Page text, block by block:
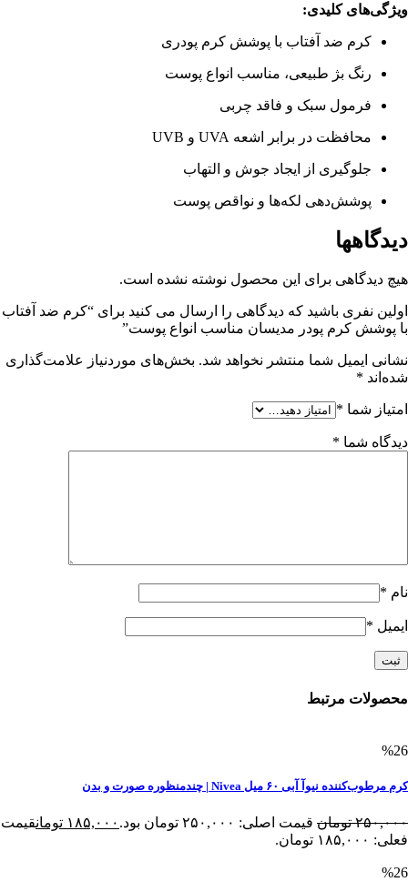
ویژگی‌های کلیدی:
کرم ضد آفتاب با پوشش کرم پودری
رنگ بژ طبیعی، مناسب انواع پوست
فرمول سبک و فاقد چربی
محافظت در برابر اشعه UVA و UVB
جلوگیری از ایجاد جوش و التهاب
پوشش‌دهی لکه‌ها و نواقص پوست
دیدگاهها
هیچ دیدگاهی برای این محصول نوشته نشده است.
اولین نفری باشید که دیدگاهی را ارسال می کنید برای “کرم ضد آفتاب
با پوشش کرم پودر مدیسان مناسب انواع پوست”
نشانی ایمیل شما منتشر نخواهد شد. بخش‌های موردنیاز علامت‌گذاری
شده‌اند *
امتیاز شما *
دیدگاه شما *
نام *
ایمیل *
محصولات مرتبط
%26
کرم مرطوب‌کننده نیوآ آبی ۶۰ میل Nivea | چندمنظوره صورت و بدن
۲۵۰,۰۰۰ تومان قیمت اصلی: ۲۵۰,۰۰۰ تومان بود. ۱۸۵,۰۰۰ تومانقیمت
فعلی: ۱۸۵,۰۰۰ تومان.
%26